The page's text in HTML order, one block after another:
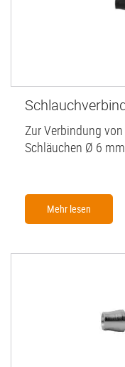
Zur Verbindung
Schläuchen Ø 6
Mehr lesen